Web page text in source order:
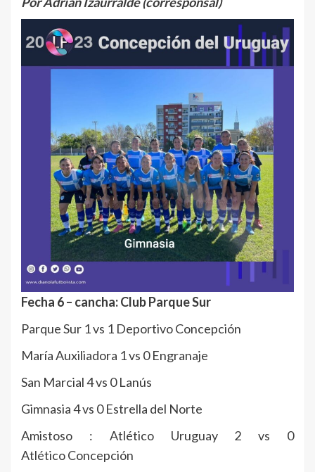
Fecha 6 – cancha: Club Parque Sur
Parque Sur 1 vs 1 Deportivo Concepción
María Auxiliadora 1 vs 0 Engranaje
San Marcial 4 vs 0 Lanús
Gimnasia 4 vs 0 Estrella del Norte
Amistoso : Atlético Uruguay 2 vs 0
Atlético Concepción